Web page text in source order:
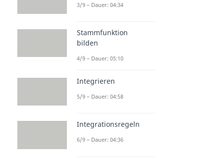
3/9 – Dauer: 04:34
Stammfunktion
bilden
4/9 – Dauer: 05:10
Integrieren
5/9 – Dauer: 04:58
Integrationsregeln
6/9 – Dauer: 04:36